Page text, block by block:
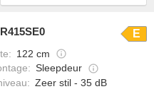
E
: 122 cm
: Sleepdeur
: Zeer stil - 35 dB